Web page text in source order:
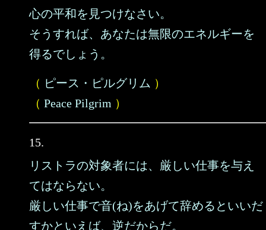
心の平和を見つけなさい。
そうすれば、あなたは無限のエネルギーを
得るでしょう。
（ ピース・ピルグリム ）
（ Peace Pilgrim ）
15.
リストラの対象者には、厳しい仕事を与え
てはならない。
厳しい仕事で音(ね)をあげて辞めるといいだ
すかといえば、逆だからだ。